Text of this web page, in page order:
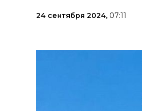
24 сентября 2024, 07:11